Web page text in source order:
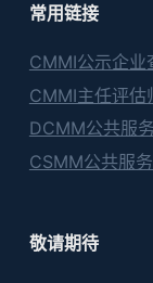
常用链接
CMMI公示企业
CMMI主任评估
DCMM公共服
CSMM公共服
敬请期待